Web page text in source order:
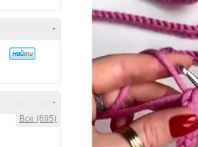
-
-
Все (695)